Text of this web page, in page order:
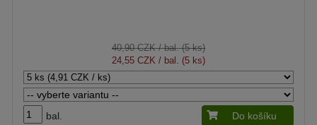
40,90 CZK/ bal. (5 ks)
24,55 CZK / bal. (5 ks)
bal. Do košíku